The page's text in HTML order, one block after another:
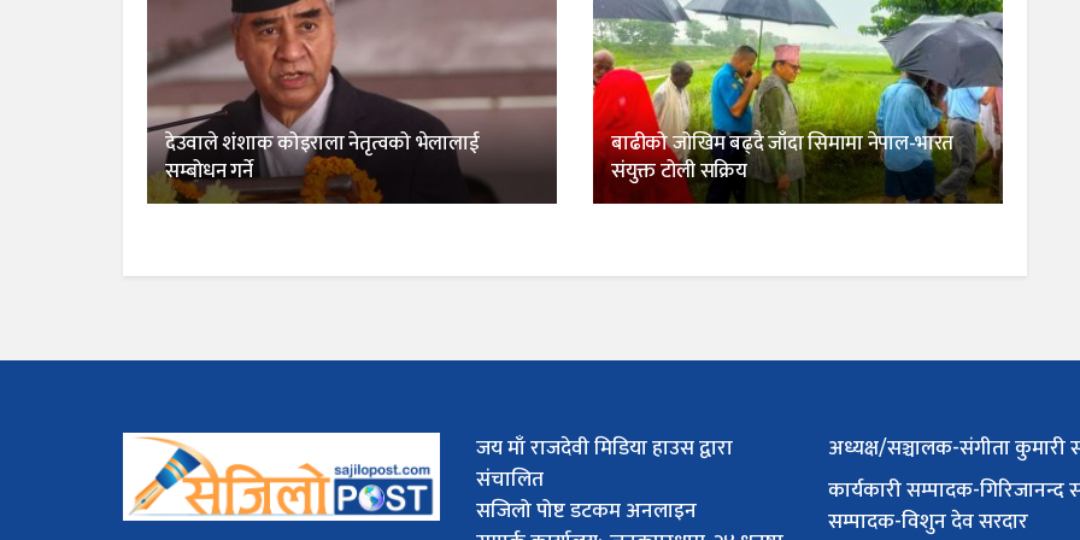
देउवाले शंशाक कोइराला नेतृत्वको भेलालाई
सम्बोधन गर्ने
बाढीको जोखिम बढ्दै जाँदा सिमामा नेपाल-भारत
संयुक्त टोली सक्रिय
जय माँ राजदेवी मिडिया हाउस द्वारा
संचालित
सजिलो पोष्ट डटकम अनलाइन
अध्यक्ष/सञ्चालक-संगीता कुमारी
कार्यकारी सम्पादक-गिरिजानन्द
सम्पादक-विशुन देव सरदार